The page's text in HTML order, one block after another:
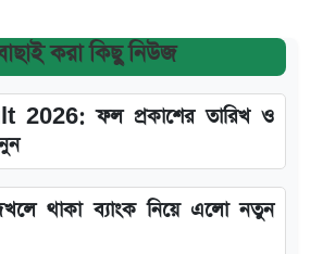
করা কিছু নিউজ
ফল প্রকাশের তারিখ ও
থাকা ব্যাংক নিয়ে এলো নতুন